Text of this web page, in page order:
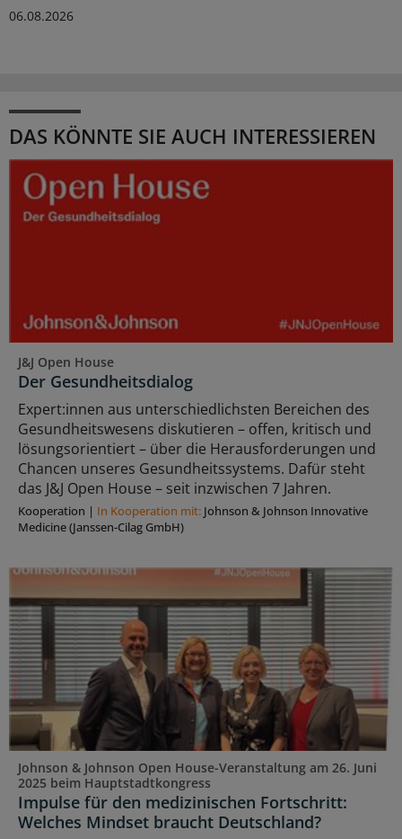
06.08.2026
DAS KÖNNTE SIE AUCH INTERESSIEREN
J&J Open House
Der Gesundheitsdialog
Expert:innen aus unterschiedlichsten Bereichen des
Gesundheitswesens diskutieren – offen, kritisch und
lösungsorientiert – über die Herausforderungen und
Chancen unseres Gesundheitssystems. Dafür steht
das J&J Open House – seit inzwischen 7 Jahren.
Kooperation | In Kooperation mit: Johnson & Johnson Innovative
Medicine (Janssen-Cilag GmbH)
Johnson & Johnson Open House-Veranstaltung am 26. Juni
2025 beim Hauptstadtkongress
Impulse für den medizinischen Fortschritt:
Welches Mindset braucht Deutschland?